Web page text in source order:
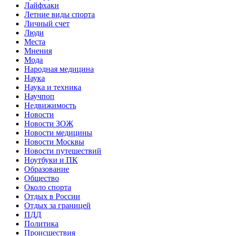
Лайфхаки
Летние виды спорта
Личный счет
Люди
Места
Мнения
Мода
Народная медицина
Наука
Наука и техника
Научпоп
Недвижимость
Новости
Новости ЗОЖ
Новости медицины
Новости Москвы
Новости путешествий
Ноутбуки и ПК
Образование
Общество
Около спорта
Отдых в России
Отдых за границей
ПДД
Политика
Происшествия